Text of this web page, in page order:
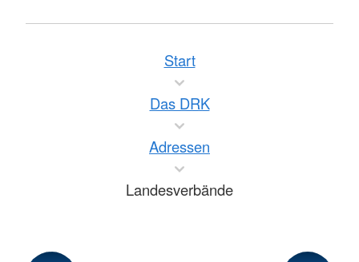
Start
Das DRK
Adressen
Landesverbände